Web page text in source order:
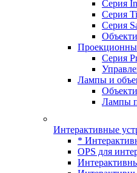
Серия
Серия
Серия
Серия
Лампы и
Лампы
Интерактивные
*
OPS для